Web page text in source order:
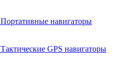
Портативные навигаторы
Тактические GPS навигаторы